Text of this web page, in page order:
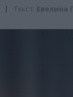
Текст: Евелина